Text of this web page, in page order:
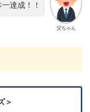
父ちゃん
達成！！
＞